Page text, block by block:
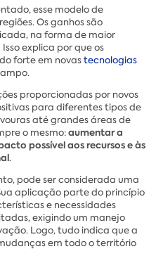
esse modelo de
Os ganhos são
na forma de maior
explica por que os
forte em novastecnologias
proporcionadas por novos
para diferentes tipos de
até grandes áreas de
o mesmo:aumentar a
possível aos recursos e às
.
pode ser considerada uma
aplicação parte do princípio
e necessidades
exigindo um manejo
Logo, tudo indica que a
em todo o território